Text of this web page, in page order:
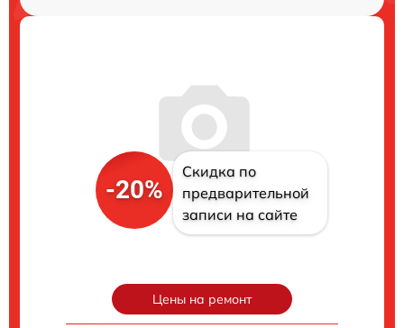
-20%
Скидка по
предварительной
записи на сайте
Цены на ремонт